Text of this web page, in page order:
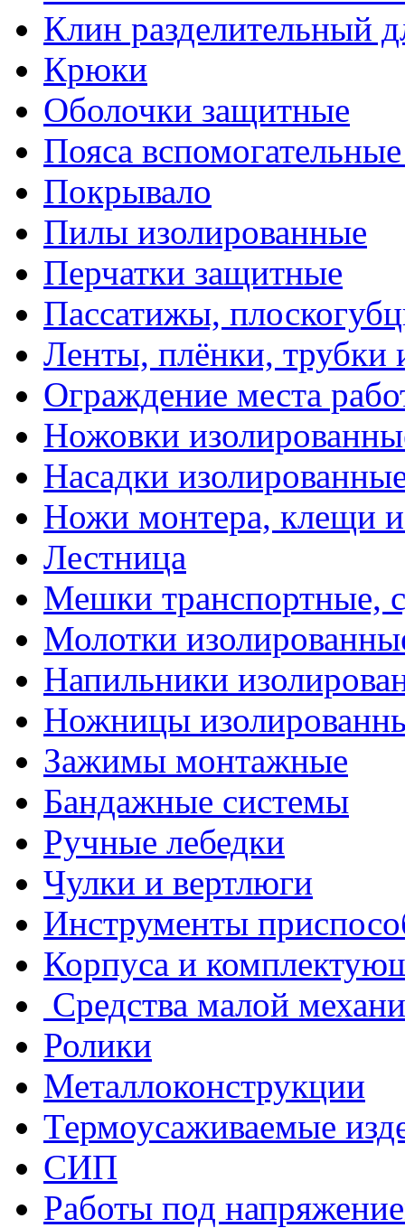
Клин разделительный
Крюки
Оболочки защитные
Пояса
Покрывало
Пилы изолированные
Перчатки защитные
Пассатижы,
Ленты, плёнки, трубки
Ограждение места
Ножовки
Насадки
Ножи монтера, клещи
Лестница
Мешки транспортные,
Молотки
Напильники
Ножницы
Зажимы монтажные
Бандажные системы
Ручные лебедки
Чулки и вертлюги
Инструменты
Корпуса и
Средства малой
Ролики
Металлоконструкции
Термоусаживаемые
СИП
Работы под